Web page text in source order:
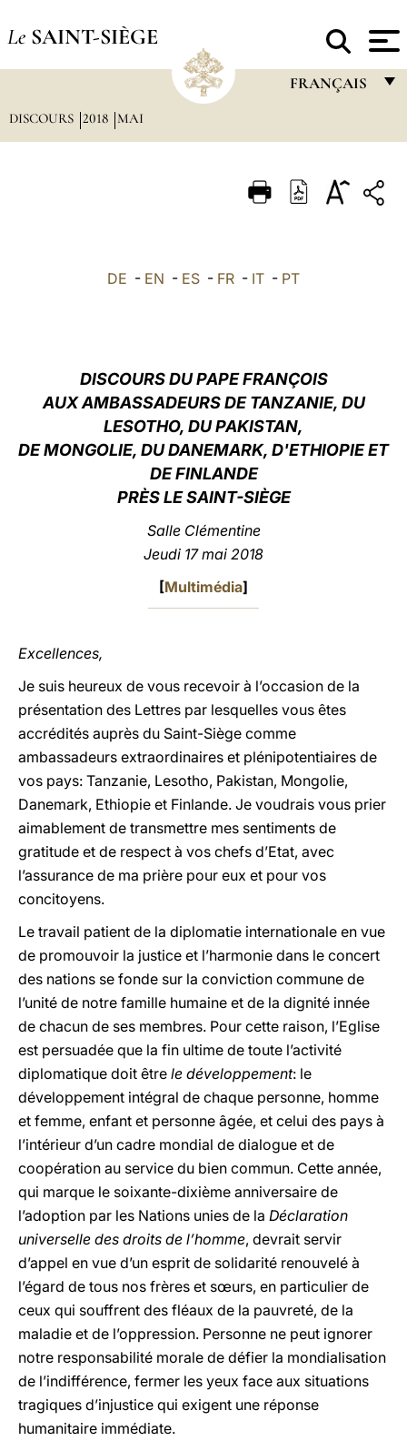
Le SAINT-SIÈGE
FRANÇAIS
ITALIANO
中文
LATINE
DISCOURS 2018 MAI
DE - EN - ES - FR - IT - PT
DISCOURS DU PAPE FRANÇOIS
AUX AMBASSADEURS DE TANZANIE, DU
LESOTHO, DU PAKISTAN,
DE MONGOLIE, DU DANEMARK, D'ETHIOPIE ET
DE FINLANDE
PRÈS LE SAINT-SIÈGE
Salle Clémentine
Jeudi 17 mai 2018
[Multimédia]
Excellences,
Je suis heureux de vous recevoir à l’occasion de la
présentation des Lettres par lesquelles vous êtes
accrédités auprès du Saint-Siège comme
ambassadeurs extraordinaires et plénipotentiaires de
vos pays: Tanzanie, Lesotho, Pakistan, Mongolie,
Danemark, Ethiopie et Finlande. Je voudrais vous prier
aimablement de transmettre mes sentiments de
gratitude et de respect à vos chefs d’Etat, avec
l’assurance de ma prière pour eux et pour vos
concitoyens.
Le travail patient de la diplomatie internationale en vue
de promouvoir la justice et l’harmonie dans le concert
des nations se fonde sur la conviction commune de
l’unité de notre famille humaine et de la dignité innée
de chacun de ses membres. Pour cette raison, l’Eglise
est persuadée que la fin ultime de toute l’activité
diplomatique doit être le développement: le
développement intégral de chaque personne, homme
et femme, enfant et personne âgée, et celui des pays à
l’intérieur d’un cadre mondial de dialogue et de
coopération au service du bien commun. Cette année,
qui marque le soixante-dixième anniversaire de
l’adoption par les Nations unies de la Déclaration
universelle des droits de l’homme, devrait servir
d’appel en vue d’un esprit de solidarité renouvelé à
l’égard de tous nos frères et sœurs, en particulier de
ceux qui souffrent des fléaux de la pauvreté, de la
maladie et de l’oppression. Personne ne peut ignorer
notre responsabilité morale de défier la mondialisation
de l’indifférence, fermer les yeux face aux situations
tragiques d’injustice qui exigent une réponse
humanitaire immédiate.